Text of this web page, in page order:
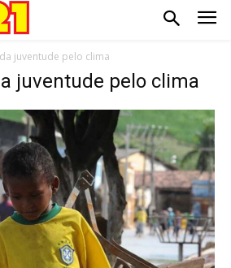
juventude pelo clima
juventude pelo clima